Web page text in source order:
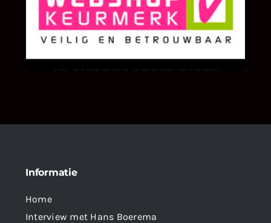
KLANT BEOORDELINGEN
We zijn er zeer op gesteld om te weten wat u
als klant van ons en onze diensten vindt.
Informatie
Home
Interview met Hans Boerema